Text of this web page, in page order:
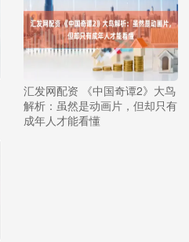
汇发网配资 《中国奇谭2》大鸟
解析：虽然是动画片，但却只有
成年人才能看懂